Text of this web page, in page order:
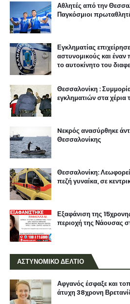
Αθλητές από την
Παγκόσμιοι
Εγκληματίας
αστυνομικούς και
το αυτοκίνητο του
Θεσσαλονίκη :
εγκληματιών στα χέρια
Nεκρός ανασύρθηκε
Θεσσαλονίκης
Θεσσαλονίκη:
πεζή γυναίκα, σε
Εξαφάνιση της
περιοχή της Νάουσας
ΑΣΤΥΝΟΜΙΚΟ ΔΕΛΤΙΟ
Αφγανός έσφαξε και
άτυχη 38χρονη